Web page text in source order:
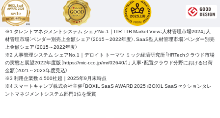
※1 タレントマネジメントシステム シェアNo.1｜ITR「ITR Market View：人材管理市場2024」人
材管理市場：ベンダー別売上金額シェア（2015～2022年度）、SaaS型人材管理市場：ベンダー別売
上金額シェア（2015～2022年度）
※2 人事管理システム シェアNo.1｜デロイト トーマツ ミック経済研究所「HRTechクラウド市場
の実態と展望2022年度版（https://mic-r.co.jp/mr/02640/）」 人事・配置クラウド分野における出荷
金額（2021～2023年度見込）
※3 利用企業数 4,500社超｜2025年9月末時点
※4 スマートキャンプ株式会社主催「BOXIL SaaS AWARD 2025」BOXIL SaaSセクションタレ
ントマネジメントシステム部門1位を受賞